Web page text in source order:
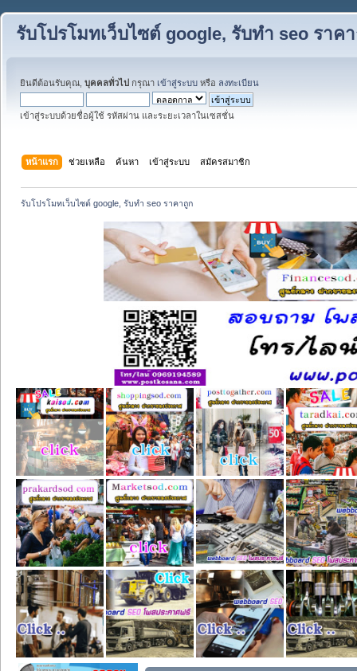
รับโปรโมทเว็บไซต์ google, รับทำ seo ราค
ยินดีต้อนรับคุณ, บุคคลทั่วไป กรุณา เข้าสู่ระบบ หรือ ลงทะเบียน
เข้าสู่ระบบด้วยชื่อผู้ใช้ รหัสผ่าน และระยะเวลาในเซสชั่น
หน้าแรก ช่วยเหลือ ค้นหา เข้าสู่ระบบ สมัครสมาชิก
รับโปรโมทเว็บไซต์ google, รับทำ seo ราคาถูก